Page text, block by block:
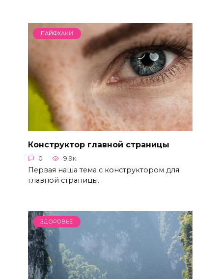
ЛАЙФХАКИ
Конструктор главной страницы
0 9.9к.
Первая наша тема с конструктором для
главной страницы.
ЗДОРОВЬЕ